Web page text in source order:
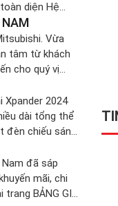
diện Hệ
NAM
Vừa
tâm từ khách
cho quý vị
Xpander 2024
dài tổng thể
đèn chiếu sáng
đã sáp
mãi, chi
BẢNG GIÁ